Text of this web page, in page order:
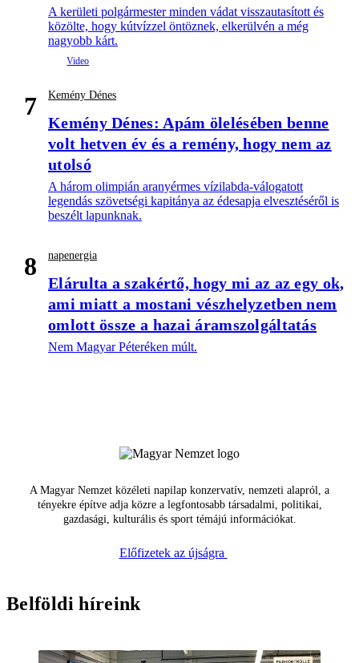
A kerületi polgármester minden vádat visszautasított és
közölte, hogy kútvízzel öntöznek, elkerülvén a még
nagyobb kárt.
7 Kemény Dénes
Kemény Dénes: Apám ölelésében benne
volt hetven év és a remény, hogy nem az
utolsó
A három olimpián aranyérmes vízilabda-válogatott
legendás szövetségi kapitánya az édesapja elvesztéséről is
beszélt lapunknak.
8 napenergia
Elárulta a szakértő, hogy mi az az egy ok,
ami miatt a mostani vészhelyzetben nem
omlott össze a hazai áramszolgáltatás
Nem Magyar Péteréken múlt.
A Magyar Nemzet közéleti napilap konzervatív, nemzeti alapról, a
tényekre építve adja közre a legfontosabb társadalmi, politikai,
gazdasági, kulturális és sport témájú információkat.
Előfizetek az újságra
Belföldi híreink